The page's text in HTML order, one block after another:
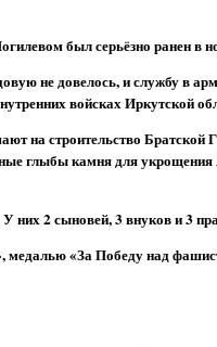
был серьёзно ранен в
не довелось, и службу в
войсках Иркутской
на строительство Братской
глыбы камня для
них 2 сыновей, 3 внуков и 3
медалью «За Победу над